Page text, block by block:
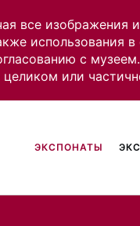
все изображения
использования
с
или
ЭКСПОНАТЫ